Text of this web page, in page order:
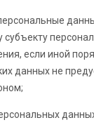
если иной
данных не